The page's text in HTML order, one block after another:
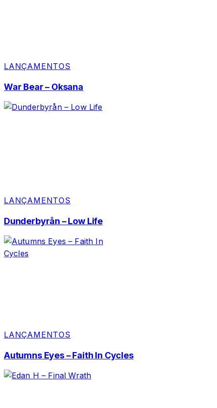
LANÇAMENTOS
War Bear – Oksana
LANÇAMENTOS
Dunderbyrån – Low Life
LANÇAMENTOS
Autumns Eyes – Faith In Cycles